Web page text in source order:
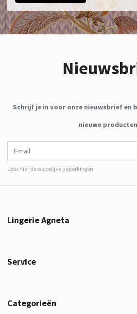
Schrijf je in voor onze nieuwsbrief en
nieuwe
Lees hier de wettelijke beperkingen
Lingerie Agneta
Service
Categorieën